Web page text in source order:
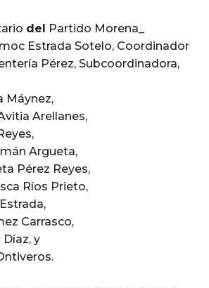
del Partido Morena_
Estrada Sotelo, Coordinador
Pérez, Subcoordinadora,
Máynez,
Arellanes,
Argueta,
Pérez Reyes,
Ríos Prieto,
Carrasco,
Díaz, y